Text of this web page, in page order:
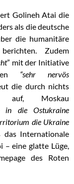
Golineh Atai die
als die deutsche
die humanitäre
Zudem
” mit der Initiative
“sehr nervös
die durch nichts
auf, Moskau
in die Ostukraine
die Ukraine
das Internationale
– eine glatte Lüge,
des Roten